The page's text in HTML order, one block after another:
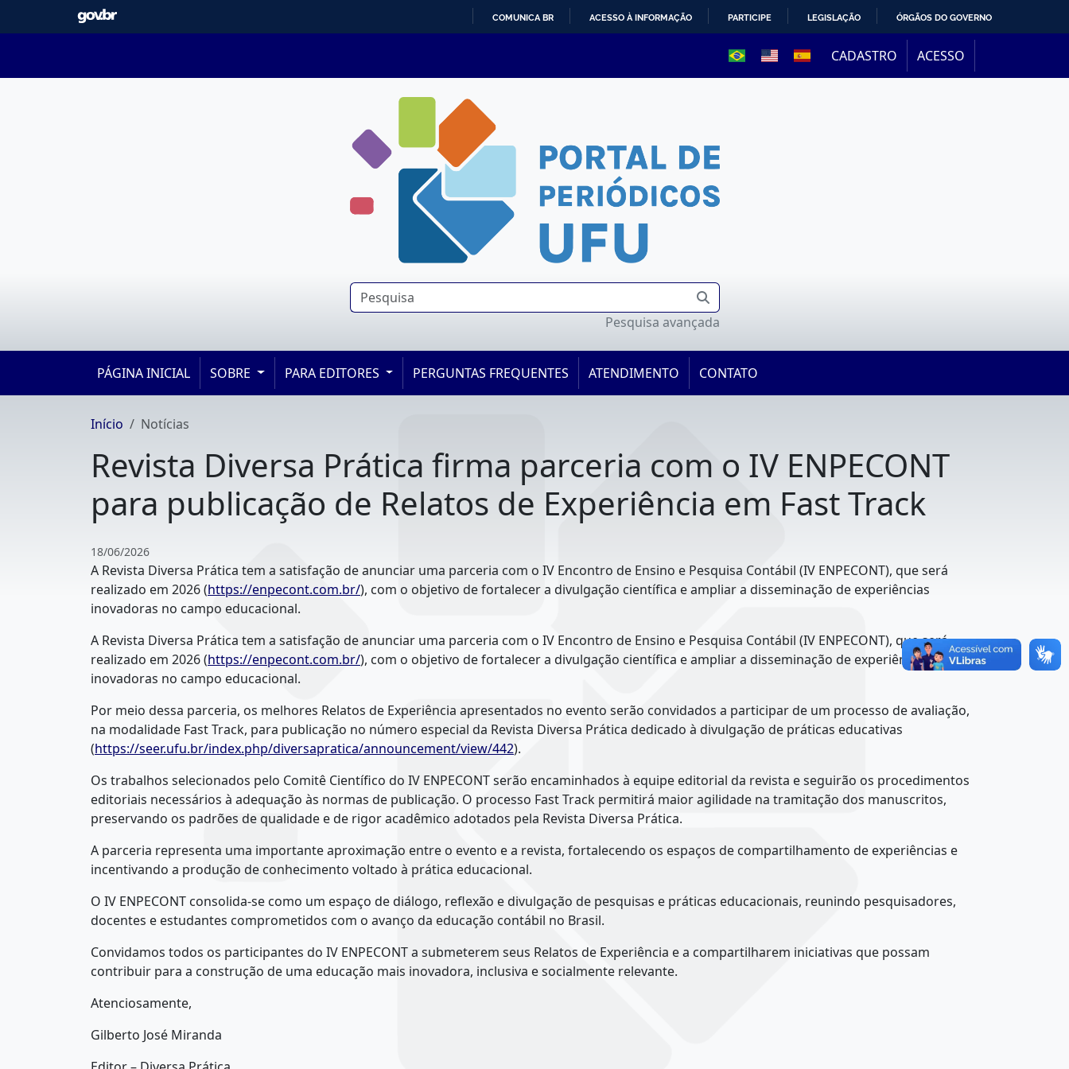
O
COMUNICA BR ACESSO À INFORMAÇÃO PARTICIPE LEGISLAÇÃO ÓRGÃOS DO GOVERNO
CADASTRO ACESSO
Pesquisa avançada
PÁGINA INICIAL SOBRE PARA EDITORES PERGUNTAS FREQUENTES ATENDIMENTO CONTATO
Início Notícias
Revista Diversa Prática firma parceria com o IV ENPECONT
para publicação de Relatos de Experiência em Fast Track
18/06/2026
A Revista Diversa Prática tem a satisfação de anunciar uma parceria com o IV Encontro de Ensino e Pesquisa Contábil (IV ENPECONT), que será
realizado em 2026 (https://enpecont.com.br/), com o objetivo de fortalecer a divulgação científica e ampliar a disseminação de experiências
inovadoras no campo educacional.
A Revista Diversa Prática tem a satisfação de anunciar uma parceria com o IV Encontro de Ensino e Pesquisa Contábil (IV ENPECONT), que será
realizado em 2026 (https://enpecont.com.br/), com o objetivo de fortalecer a divulgação científica e ampliar a disseminação de experiências
inovadoras no campo educacional.
Por meio dessa parceria, os melhores Relatos de Experiência apresentados no evento serão convidados a participar de um processo de avaliação,
na modalidade Fast Track, para publicação no número especial da Revista Diversa Prática dedicado à divulgação de práticas educativas
(https://seer.ufu.br/index.php/diversapratica/announcement/view/442).
Os trabalhos selecionados pelo Comitê Científico do IV ENPECONT serão encaminhados à equipe editorial da revista e seguirão os procedimentos
editoriais necessários à adequação às normas de publicação. O processo Fast Track permitirá maior agilidade na tramitação dos manuscritos,
preservando os padrões de qualidade e de rigor acadêmico adotados pela Revista Diversa Prática.
A parceria representa uma importante aproximação entre o evento e a revista, fortalecendo os espaços de compartilhamento de experiências e
incentivando a produção de conhecimento voltado à prática educacional.
O IV ENPECONT consolida-se como um espaço de diálogo, reflexão e divulgação de pesquisas e práticas educacionais, reunindo pesquisadores,
docentes e estudantes comprometidos com o avanço da educação contábil no Brasil.
Convidamos todos os participantes do IV ENPECONT a submeterem seus Relatos de Experiência e a compartilharem iniciativas que possam
contribuir para a construção de uma educação mais inovadora, inclusiva e socialmente relevante.
Atenciosamente,
Gilberto José Miranda